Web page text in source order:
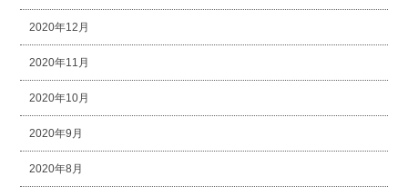
2020年12月
2020年11月
2020年10月
2020年9月
2020年8月